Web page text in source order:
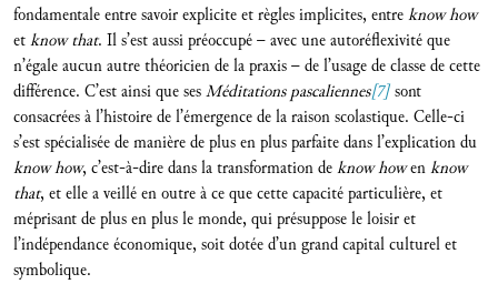
fondamentale entre savoir explicite et règles implicites, entreknow how
etknow that. Il s’est aussi préoccupé – avec une autoréflexivité que
n’égale aucun autre théoricien de la praxis – de l’usage de classe de cette
différence. C’est ainsi que sesMéditations pascaliennes[7]sont
consacrées à l’histoire de l’émergence de la raison scolastique. Celle-ci
s’est spécialisée de manière de plus en plus parfaite dans l’explication du
know how, c’est-à-dire dans la transformation deknow howenknow
that, et elle a veillé en outre à ce que cette capacité particulière, et
méprisant de plus en plus le monde, qui présuppose le loisir et
l’indépendance économique, soit dotée d’un grand capital culturel et
symbolique.